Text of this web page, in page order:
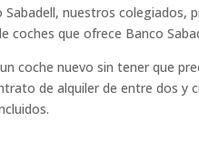
nuestros colegiados,
coches que ofrece Banco
coche nuevo sin tener que
de alquiler de entre dos y